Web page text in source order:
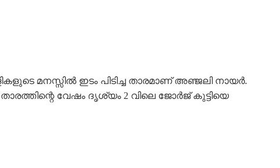
മനസ്സിൽ ഇടം പിടിച്ച താരമാണ് അഞ്ജലി നായർ.
വേഷം ദൃശ്യം 2 വിലെ ജോർജ് കുട്ടിയെ